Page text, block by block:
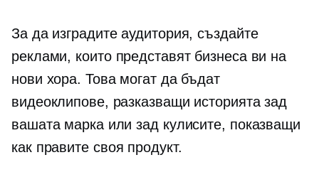
За да изградите аудитория, създайте
реклами, които представят бизнеса ви на
нови хора. Това могат да бъдат
видеоклипове, разказващи историята зад
вашата марка или зад кулисите, показващи
как правите своя продукт.